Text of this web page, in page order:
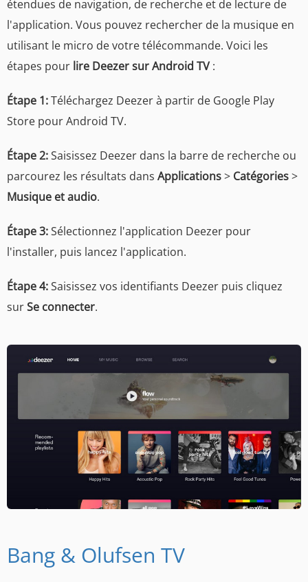
étendues de navigation, de recherche et de lecture de
l'application. Vous pouvez rechercher de la musique en
utilisant le micro de votre télécommande. Voici les
étapes pour lire Deezer sur Android TV:
Étape 1:Téléchargez Deezer à partir de Google Play
Store pour Android TV.
Étape 2:Saisissez Deezer dans la barre de recherche ou
parcourez les résultats dans Applications> Catégories>
Musique et audio.
Étape 3:Sélectionnez l'application Deezer pour
l'installer, puis lancez l'application.
Étape 4:Saisissez vos identifiants Deezer puis cliquez
surSe connecter.
Bang & Olufsen TV